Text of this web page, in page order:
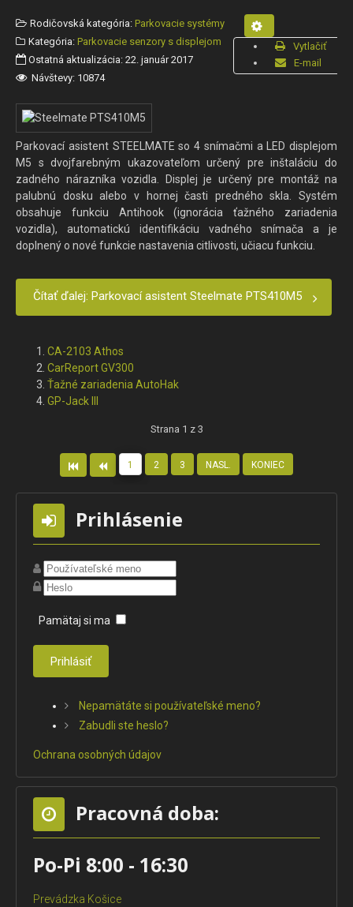
Vytlačiť
E-mail
Rodičovská kategória: Parkovacie systémy
Kategória: Parkovacie senzory s displejom
Ostatná aktualizácia: 22. január 2017
Návštevy: 10874
Parkovací asistent STEELMATE so 4 snímačmi a LED displejom
M5 s dvojfarebným ukazovateľom určený pre inštaláciu do
zadného nárazníka vozidla. Displej je určený pre montáž na
palubnú dosku alebo v hornej časti predného skla. Systém
obsahuje funkciu Antihook (ignorácia ťažného zariadenia
vozidla), automatickú identifikáciu vadného snímača a je
doplnený o nové funkcie nastavenia citlivosti, učiacu funkciu.
Čítať ďalej: Parkovací asistent Steelmate PTS410M5
CA-2103 Athos
CarReport GV300
Ťažné zariadenia AutoHak
GP-Jack III
Strana 1 z 3
1 2 3 NASL. KONIEC
Prihlásenie
Pamätaj si ma
Prihlásiť
Nepamätáte si používateľské meno?
Zabudli ste heslo?
Ochrana osobných údajov
Pracovná doba:
Po-Pi 8:00 - 16:30
Prevádzka Košice